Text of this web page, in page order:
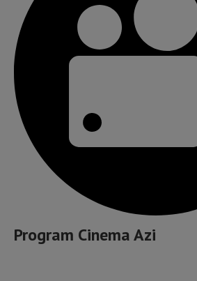
Program Cinema Azi